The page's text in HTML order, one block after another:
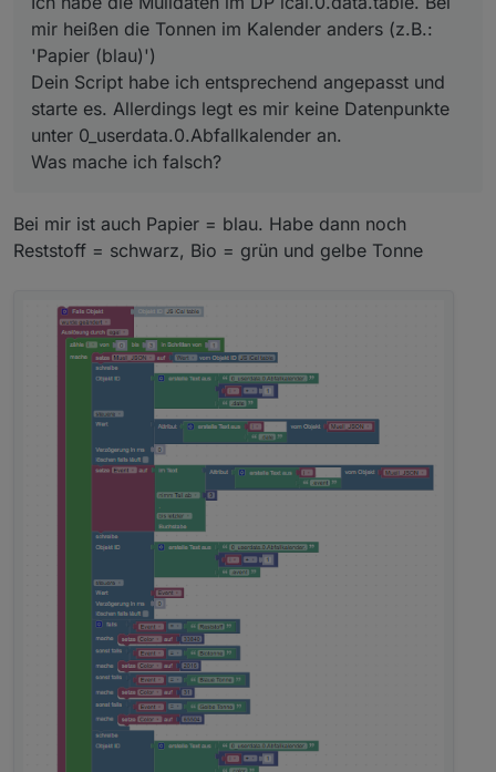
    } else if (Event2 == 'Gelbe Tonne') {
      Color = 65504;
    }
  }
mir heißen die Tonnen im Kalender anders (z.B.:
'Papier (blau)')
Dein Script habe ich entsprechend angepasst und
starte es. Allerdings legt es mir keine Datenpunkte
unter 0_userdata.0.Abfallkalender an.
Was mache ich falsch?
Bei mir ist auch Papier = blau. Habe dann noch
Reststoff = schwarz, Bio = grün und gelbe Tonne